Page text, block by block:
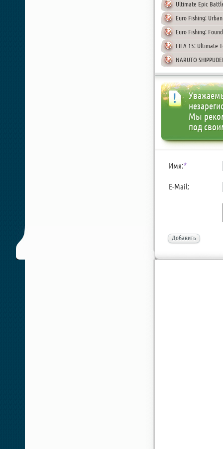
Ultimate Epic
Euro Fishing:
Euro Fishing:
FIFA 15: Ultimate
NARUTO
Мы
под
Имя:*
E-Mail:
Добавить